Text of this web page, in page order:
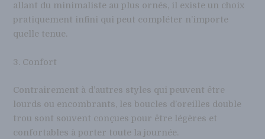
allant du minimaliste au plus ornés, il existe un choix
pratiquement infini qui peut compléter n’importe
quelle tenue.
3. Confort
Contrairement à d’autres styles qui peuvent être
lourds ou encombrants, les boucles d’oreilles double
trou sont souvent conçues pour être légères et
confortables à porter toute la journée.